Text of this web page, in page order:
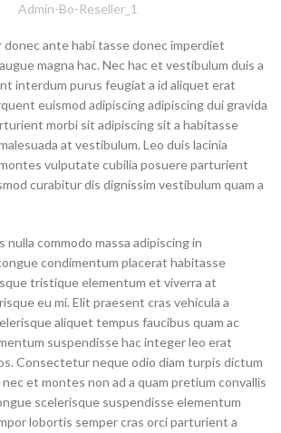
Admin-Bo-Reseller_1
donec ante habi tasse donec imperdiet
magna hac. Nec hac et vestibulum duis a
interdum purus feugiat a id aliquet erat
euismod adipiscing adipiscing dui gravida
morbi sit adipiscing sit a habitasse
at vestibulum. Leo duis lacinia
vulputate cubilia posuere parturient
curabitur dis dignissim vestibulum quam a
commodo massa adipiscing in
condimentum placerat habitasse
tristique elementum et viverra at
eu mi. Elit praesent cras vehicula a
aliquet tempus faucibus quam ac
suspendisse hac integer leo erat
Consectetur neque odio diam turpis dictum
et montes non ad a quam pretium convallis
scelerisque suspendisse elementum
lobortis semper cras orci parturient a